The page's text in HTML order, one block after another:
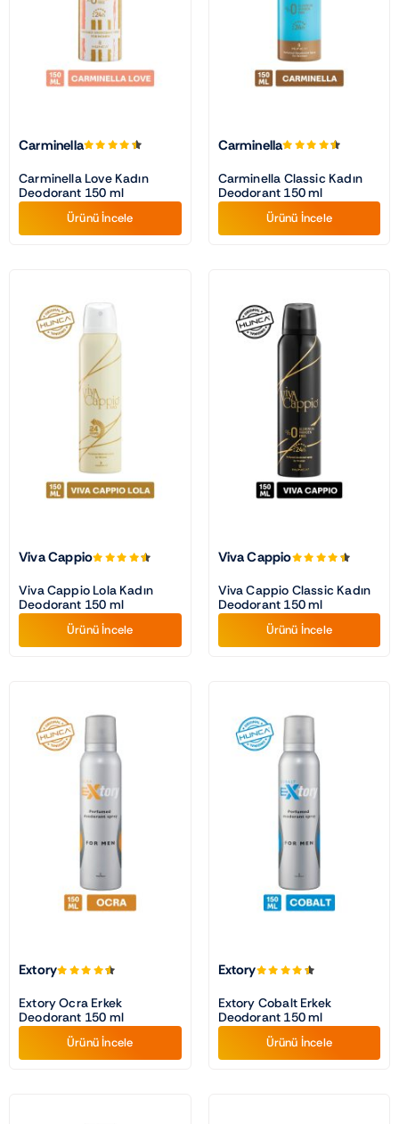
Carminella
Carminella Love Kadın
Deodorant 150 ml
Ürünü İncele
Carminella
Carminella Classic Kadın
Deodorant 150 ml
Ürünü İncele
Viva Cappio
Viva Cappio Lola Kadın
Deodorant 150 ml
Ürünü İncele
Viva Cappio
Viva Cappio Classic Kadın
Deodorant 150 ml
Ürünü İncele
Extory
Extory Ocra Erkek
Deodorant 150 ml
Ürünü İncele
Extory
Extory Cobalt Erkek
Deodorant 150 ml
Ürünü İncele